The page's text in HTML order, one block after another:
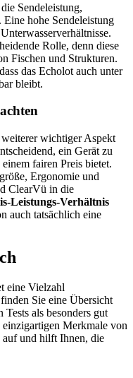
Sendeleistung,
hohe Sendeleistung
Rolle, denn diese
Fischen und Strukturen.
das Echolot auch unter
bleibt.
wichtiger Aspekt
ein Gerät zu
fairen Preis bietet.
Ergonomie und
ClearVü in die
Leistungs-Verhältnis
auch tatsächlich eine
eine Vielzahl
Sie eine Übersicht
als besonders gut
Merkmale von
auf und hilft Ihnen, die